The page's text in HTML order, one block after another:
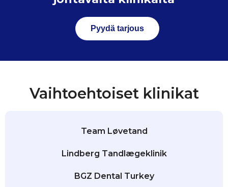
Pyydä tarjous
Vaihtoehtoiset klinikat
Team Løvetand
Lindberg Tandlægeklinik
BGZ Dental Turkey